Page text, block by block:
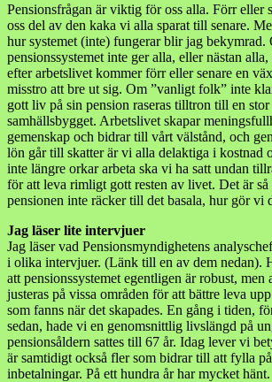
Pensionsfrågan är viktig för oss alla. Förr eller
oss del av den kaka vi alla sparat till senare.
hur systemet (inte) fungerar blir jag bekymrad.
pensionssystemet inte ger alla, eller nästan
efter arbetslivet kommer förr eller senare en
misstro att bre ut sig. Om ”vanligt folk” inte
gott liv på sin pension raseras tilltron till en
samhällsbygget. Arbetslivet skapar
gemenskap och bidrar till vårt välstånd, och
lön går till skatter är vi alla delaktiga i kostnad
inte längre orkar arbeta ska vi ha satt undan
för att leva rimligt gott resten av livet. Det är
pensionen inte räcker till det basala, hur gör vi
Jag läser lite intervjuer
Jag läser vad Pensionsmyndighetens
i olika intervjuer. (Länk till en av dem nedan).
att pensionssystemet egentligen är robust, men
justeras på vissa områden för att bättre leva
som fanns när det skapades. En gång i tiden,
sedan, hade vi en genomsnittlig livslängd på
pensionsåldern sattes till 67 år. Idag lever vi
är samtidigt också fler som bidrar till att fylla
inbetalningar. På ett hundra år har mycket hänt.